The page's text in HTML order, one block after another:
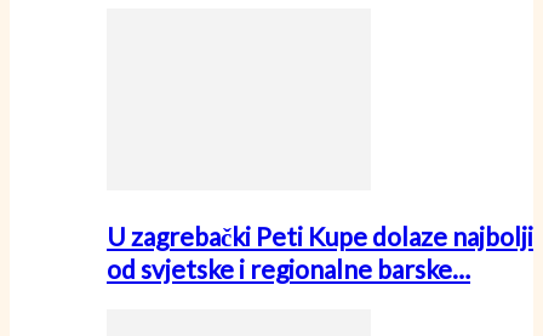
U zagrebački Peti Kupe dolaze najbolji
od svjetske i regionalne barske…